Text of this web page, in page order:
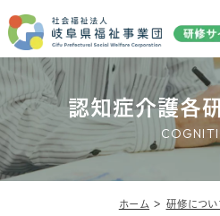
認知症介護各
ホーム ＞ 研修につい